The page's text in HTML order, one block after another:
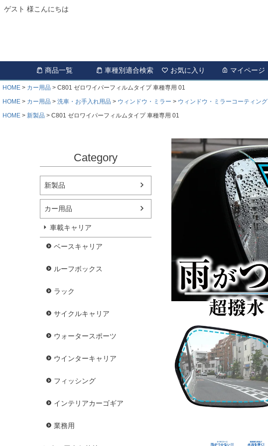
ゲスト 様こんにちは
商品一覧 車種別適合検索 お気に入り マイページ
HOME カー用品
C801 ゼロワイパーフィルムタイプ 車種専用 01
HOME
カー用品 洗車・お手入れ用品 ウィンドウ・ミラー ウィンドウ・ミラーコーティング
HOME
新製品 C801 ゼロワイパーフィルムタイプ 車種専用 01
Category
新製品
カー用品
車載キャリア
ベースキャリア
ルーフボックス
ラック
サイクルキャリア
ウォータースポーツ
ウインターキャリア
フィッシング
インテリアカーゴギア
業務用